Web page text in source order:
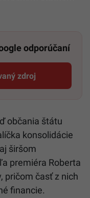
odporúčaní
zdroj
odkaz sa otvorí v
občania štátu
konsolidácie
širšom
premiéra Roberta
pričom časť z nich
financie.